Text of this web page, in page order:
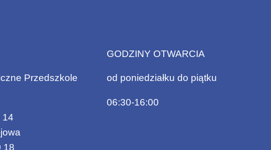
Przedszkole
14
18
GODZINY OTWARCIA
od poniedziałku do piątku
06:30-16:00